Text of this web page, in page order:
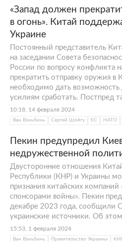
«Запад должен
в огонь». Китай
Украине
Постоянный представитель
на заседании Совета
России по вопросу конфликта
прекратить отправку оружия в
необходимо дать
усилиям сработать. Постпред
10:18, 14 февраля 2024
Ван Вэньбинь Сергей Шойгу ЕС НАТО
Пекин предупредил
недружественной
Двусторонние отношения
Республики (КНР) и Украины
признания китайских
спонсорами войны». Пекин
декабре 2023 года, сообщили
украинские источники. Об
15:53, 1 февраля 2024
Ван Вэньбинь Правительство Украины